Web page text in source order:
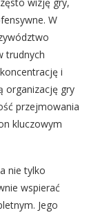
wizję gry,
W
trudnych
i
organizację gry
przejmowania
kluczowym
nie tylko
wspierać
Jego